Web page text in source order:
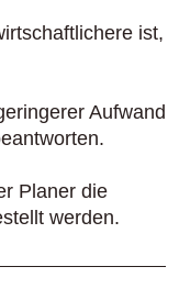
ist,
Aufwand
Planer die
werden.